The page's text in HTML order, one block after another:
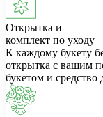
Открытка и
комплект по уходу
К каждому букету
открытка с вашим
букетом и